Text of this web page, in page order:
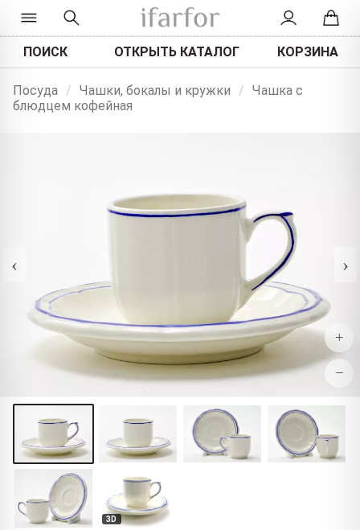
ПОИСК ОТКРЫТЬ КАТАЛОГ КОРЗИНА
Посуда / Чашки, бокалы и кружки / Чашка с
блюдцем кофейная
‹ ›
+
−
3D